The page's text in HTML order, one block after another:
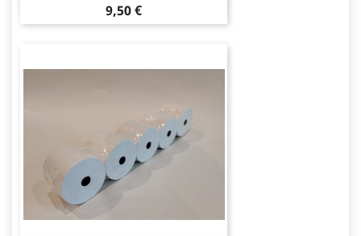
Hinta
9,50 €